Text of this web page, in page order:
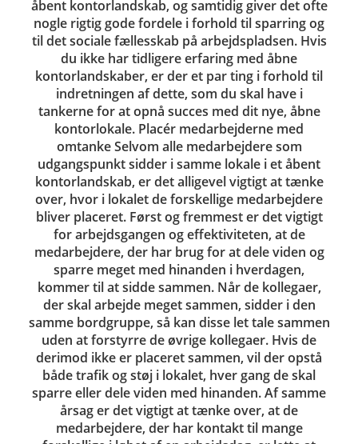
åbent kontorlandskab, og samtidig giver det ofte
nogle rigtig gode fordele i forhold til sparring og
til det sociale fællesskab på arbejdspladsen. Hvis
du ikke har tidligere erfaring med åbne
kontorlandskaber, er der et par ting i forhold til
indretningen af dette, som du skal have i
tankerne for at opnå succes med dit nye, åbne
kontorlokale. Placér medarbejderne med
omtanke Selvom alle medarbejdere som
udgangspunkt sidder i samme lokale i et åbent
kontorlandskab, er det alligevel vigtigt at tænke
over, hvor i lokalet de forskellige medarbejdere
bliver placeret. Først og fremmest er det vigtigt
for arbejdsgangen og effektiviteten, at de
medarbejdere, der har brug for at dele viden og
sparre meget med hinanden i hverdagen,
kommer til at sidde sammen. Når de kollegaer,
der skal arbejde meget sammen, sidder i den
samme bordgruppe, så kan disse let tale sammen
uden at forstyrre de øvrige kollegaer. Hvis de
derimod ikke er placeret sammen, vil der opstå
både trafik og støj i lokalet, hver gang de skal
sparre eller dele viden med hinanden. Af samme
årsag er det vigtigt at tænke over, at de
medarbejdere, der har kontakt til mange